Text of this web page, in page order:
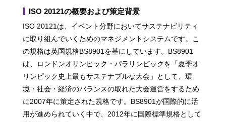
ISO 20121の概要および策定背景
ISO 20121は、イベント分野においてサステナビリティ
に取り組んでいくためのマネジメントシステムです。こ
の規格は英国規格BS8901を基にしています。BS8901
は、ロンドンオリンピック・パラリンピックを「夏季オ
リンピック史上最もサステナブルな大会」として、環
境・社会・経済のバランスの取れた大会運営をするため
に2007年に策定された規格です。BS8901が国際的に活
用が進められていく中で、2012年に国際標準規格として